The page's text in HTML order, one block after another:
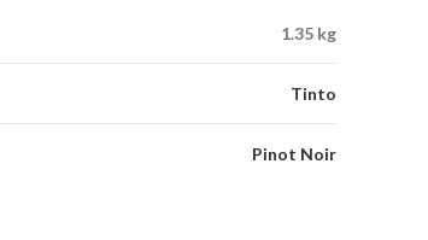
1.35 kg
Tinto
Pinot Noir